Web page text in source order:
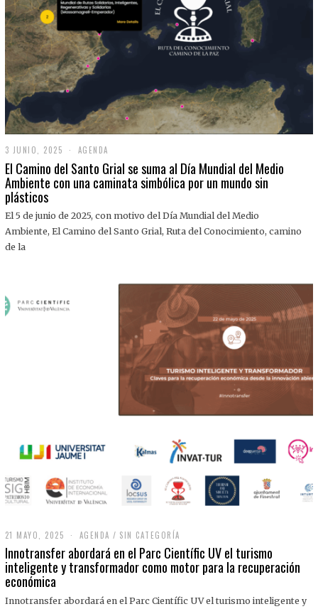
3 JUNIO, 2025
J
U
N
,
0
AGENDA
El Camino del Santo Grial se suma al Día Mundial del Medio
Ambiente con una caminata simbólica por un mundo sin
plásticos
El 5 de junio de 2025, con motivo del Día Mundial del Medio
Ambiente, El Camino del Santo Grial, Ruta del Conocimiento, camino
de la
21 MAYO, 2025
M
A
Y
,
AGENDA / SIN CATEGORÍA
Innotransfer abordará en el Parc Científic UV el turismo
inteligente y transformador como motor para la recuperación
económica
Innotransfer abordará en el Parc Científic UV el turismo inteligente y